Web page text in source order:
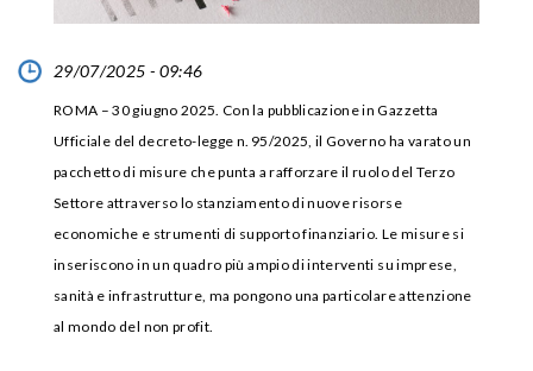
29/07/2025 - 09:46
ROMA – 30 giugno 2025. Con la pubblicazione in Gazzetta
Ufficiale del decreto-legge n. 95/2025, il Governo ha varato un
pacchetto di misure che punta a rafforzare il ruolo del Terzo
Settore attraverso lo stanziamento di nuove risorse
economiche e strumenti di supporto finanziario. Le misure si
inseriscono in un quadro più ampio di interventi su imprese,
sanità e infrastrutture, ma pongono una particolare attenzione
al mondo del non profit.